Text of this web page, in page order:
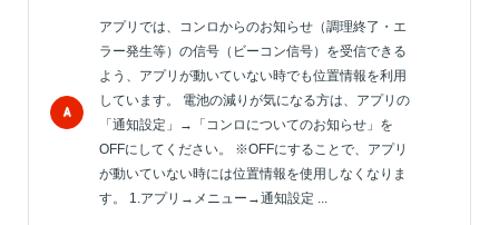
アプリでは、コンロからのお知らせ（調理終了・エ
ラー発生等）の信号（ビーコン信号）を受信できる
よう、アプリが動いていない時でも位置情報を利用
しています。 電池の減りが気になる方は、アプリの
「通知設定」→「コンロについてのお知らせ」を
OFFにしてください。 ※OFFにすることで、アプリ
が動いていない時には位置情報を使用しなくなりま
す。 1.アプリ→メニュー→通知設定 ...